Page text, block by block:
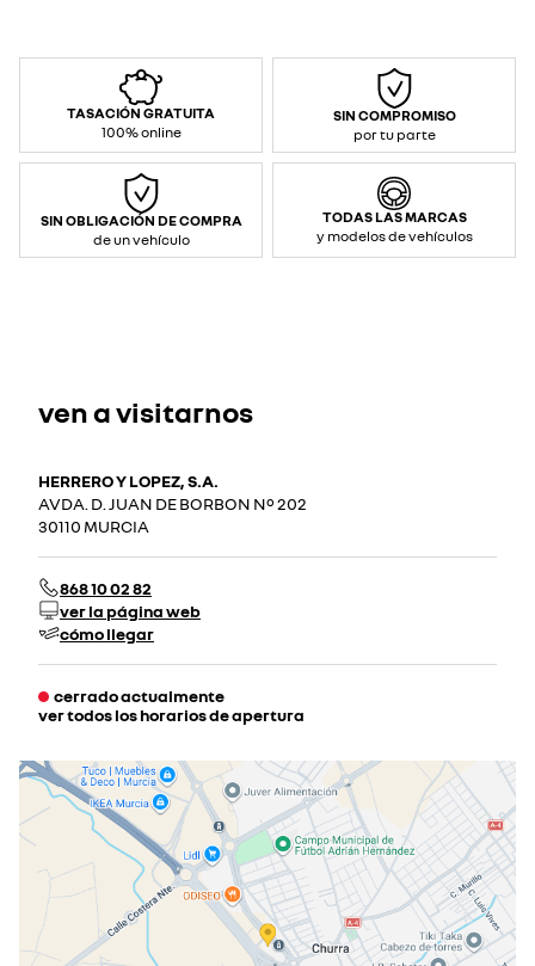
TASACIÓN GRATUITA
100% online
SIN COMPROMISO
por tu parte
SIN OBLIGACIÓN DE COMPRA
de un vehículo
TODAS LAS MARCAS
y modelos de vehículos
ven a visitarnos
HERRERO Y LOPEZ, S.A.
AVDA. D. JUAN DE BORBON Nº 202
30110 MURCIA
868 10 02 82
ver la página web
cómo llegar
cerrado actualmente
ver todos los horarios de apertura
martes
09:00 - 20:00
miércoles
09:00 - 20:00
jueves
09:00 - 20:00
viernes
09:00 - 20:00
10:00 - 13:30cerrado actualmente
cerrado el 15 ago 2026
domingo
cerrado actualmente